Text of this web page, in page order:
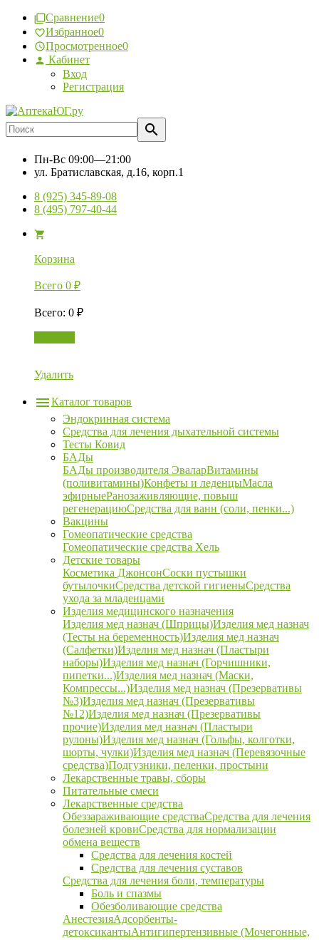
Сравнение0
Избранное0
Просмотренное0
Кабинет
Вход
Регистрация
Пн-Вс 09:00—21:00
ул. Братиславская, д.16, корп.1
8 (925) 345-89-08
8 (495) 797-40-44
Корзина
Всего 0 ₽
Всего: 0 ₽
Удалить
Каталог товаров
Эндокринная система
Средства для лечения дыхательной системы
Тесты Ковид
БАДы
БАДы производителя ЭваларВитамины
(поливитамины)Конфеты и леденцыМасла
эфирныеРанозаживляющие, повыш
регенерациюСредства для ванн (соли, пенки...)
Вакцины
Гомеопатические средства
Гомеопатические средства Хель
Детские товары
Косметика ДжонсонСоски пустышки
бутылочкиСредства детской гигиеныСредства
ухода за младенцами
Изделия медицинского назначения
Изделия мед назнач (Шприцы)Изделия мед назнач
(Тесты на беременность)Изделия мед назнач
(Салфетки)Изделия мед назнач (Пластыри
наборы)Изделия мед назнач (Горчишники,
пипетки...)Изделия мед назнач (Маски,
Компрессы...)Изделия мед назнач (Презервативы
№3)Изделия мед назнач (Презервативы
№12)Изделия мед назнач (Презервативы
прочие)Изделия мед назнач (Пластыри
рулоны)Изделия мед назнач (Гольфы, колготки,
шорты, чулки)Изделия мед назнач (Перевязочные
средства)Подгузники, пеленки, простыни
Лекарственные травы, сборы
Питательные смеси
Лекарственные средства
Обеззараживающие средстваСредства для лечения
болезней кровиСредства для нормализации
обмена веществ
Средства для лечения костей
Средства для лечения суставов
Средства для лечения боли, температуры
Боль и спазмы
Обезболивающие средства
АнестезияАдсорбенты-
детоксикантыАнтигипертензивные (Мочегонные,